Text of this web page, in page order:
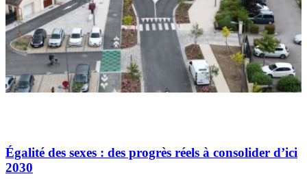
Égalité des sexes : des progrès réels à consolider d’ici
2030